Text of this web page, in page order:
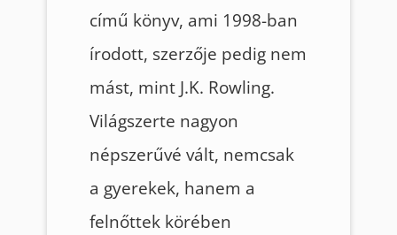
című könyv, ami 1998-ban
írodott, szerzője pedig nem
mást, mint J.K. Rowling.
Világszerte nagyon
népszerűvé vált, nemcsak
a gyerekek, hanem a
felnőttek körében